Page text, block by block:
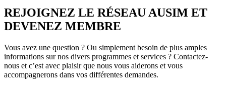
REJOIGNEZ LE RÉSEAU AUSIM ET
DEVENEZ MEMBRE
Vous avez une question ? Ou simplement besoin de plus amples
informations sur nos divers programmes et services ? Contactez-
nous et c’est avec plaisir que nous vous aiderons et vous
accompagnerons dans vos différentes demandes.